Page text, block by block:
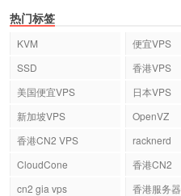
热门标签
KVM 便宜VPS
SSD
香港VPS
美国便宜VPS
日本VPS
新加坡VPS
OpenVZ
香港CN2 VPS
racknerd
CloudCone
香港CN2
cn2 gia vps
香港服务器